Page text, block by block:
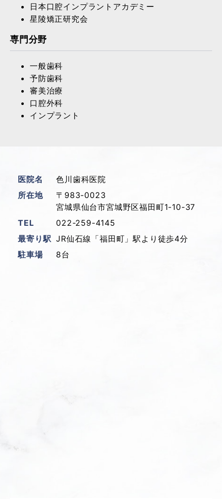
日本口腔インプラントアカデミー
星陵矯正研究会
専門分野
一般歯科
予防歯科
審美治療
口腔外科
インプラント
医院名
色川歯科医院
所在地
〒983-0023
宮城県仙台市宮城野区福田町1-10-37
TEL
022-259-4145
最寄り駅 JR仙石線「福田町」駅より徒歩4分
駐車場
8台